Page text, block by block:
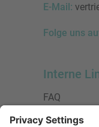
E-Mail:
Folge uns
Interne
FAQ